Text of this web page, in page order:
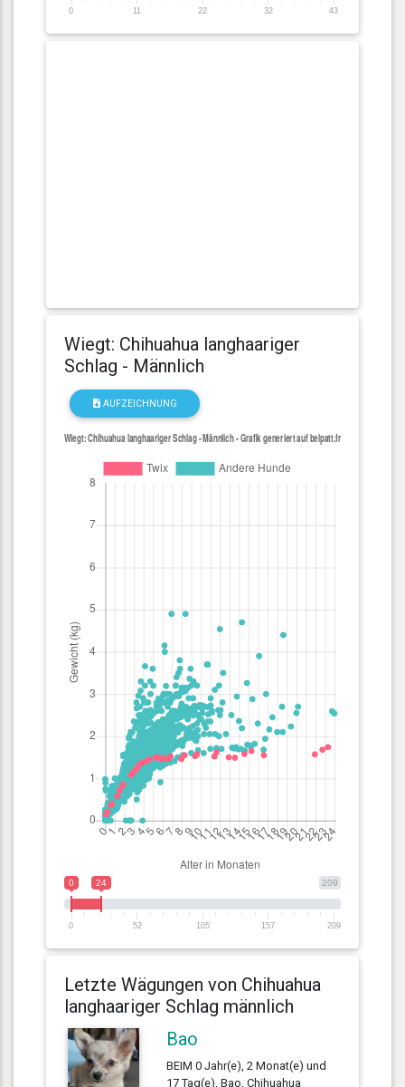
0 11 22 32 43
Wiegt: Chihuahua langhaariger
Schlag - Männlich
AUFZEICHNUNG
209
0 24
0 52 105 157 209
Letzte Wägungen von Chihuahua
langhaariger Schlag männlich
Bao
BEIM 0 Jahr(e), 2 Monat(e) und
17 Tag(e), Bao, Chihuahua